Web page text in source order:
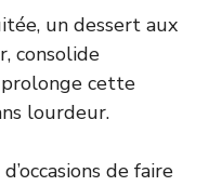
un dessert aux
consolide
cette
lourdeur.
de faire